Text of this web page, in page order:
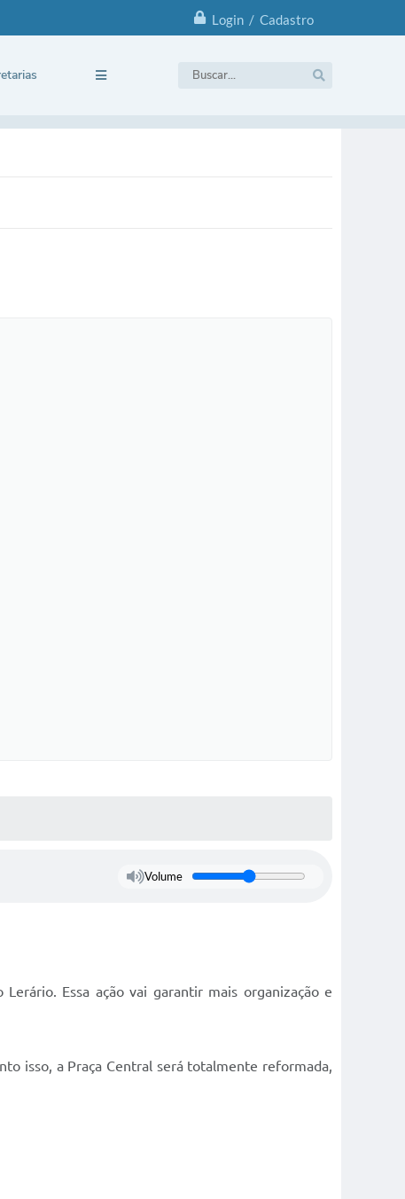
Login / Cadastro
Volume
Essa ação vai garantir mais organização e
isso, a Praça Central será totalmente reformada,